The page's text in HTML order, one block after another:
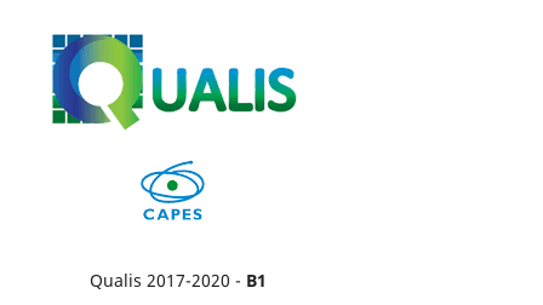
Qualis 2017-2020 - B1